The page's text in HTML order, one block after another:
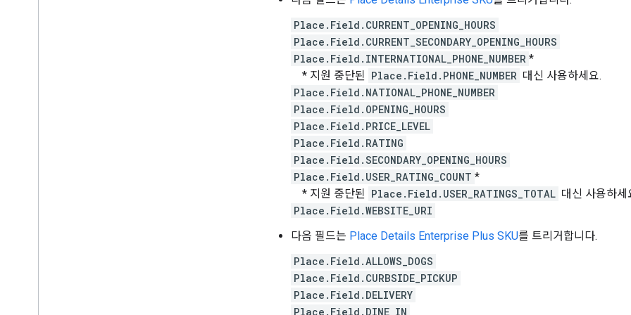
Place.Field.CURRENT_OPENING_HOURS
Place.Field.CURRENT_SECONDARY_OPENING_HOURS
Place.Field.INTERNATIONAL_PHONE_NUMBER *
* 지원 중단된 Place.Field.PHONE_NUMBER 대신 사용하세요.
Place.Field.NATIONAL_PHONE_NUMBER
Place.Field.OPENING_HOURS
Place.Field.PRICE_LEVEL
Place.Field.RATING
Place.Field.SECONDARY_OPENING_HOURS
Place.Field.USER_RATING_COUNT *
* 지원 중단된 Place.Field.USER_RATINGS_TOTAL 대신 사용하세
Place.Field.WEBSITE_URI
다음 필드는 Place Details Enterprise Plus SKU를 트리거합니다.
Place.Field.ALLOWS_DOGS
Place.Field.CURBSIDE_PICKUP
Place.Field.DELIVERY
Place.Field.DINE_IN